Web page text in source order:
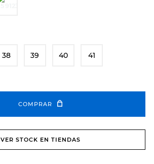
38 39 40 41
COMPRAR
VER STOCK EN TIENDAS